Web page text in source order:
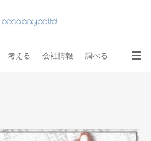
考える 会社情報 調べる